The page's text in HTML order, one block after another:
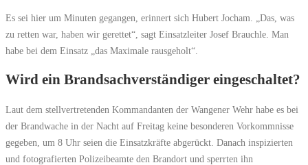
Es sei hier um Minuten gegangen, erinnert sich Hubert Jocham. „Das, was
zu retten war, haben wir gerettet“, sagt Einsatzleiter Josef Brauchle. Man
habe bei dem Einsatz „das Maximale rausgeholt“.
Wird ein Brandsachverständiger eingeschaltet?
Laut dem stellvertretenden Kommandanten der Wangener Wehr habe es bei
der Brandwache in der Nacht auf Freitag keine besonderen Vorkommnisse
gegeben, um 8 Uhr seien die Einsatzkräfte abgerückt. Danach inspizierten
und fotografierten Polizeibeamte den Brandort und sperrten ihn